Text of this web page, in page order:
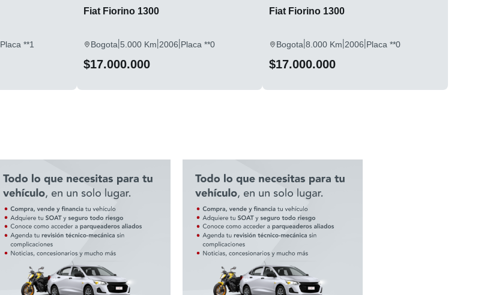
Placa **1
Fiat Fiorino 1300
Bogota|5.000 Km|2006|Placa **0
$17.000.000
Fiat Fiorino 1300
Bogota|8.000 Km|2006|Placa **0
$17.000.000